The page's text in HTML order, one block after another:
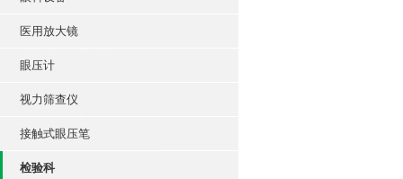
医用放大镜
眼压计
视力筛查仪
接触式眼压笔
检验科